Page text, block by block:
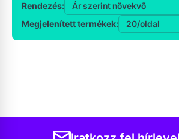
Rendezés:
Megjelenített termékek: